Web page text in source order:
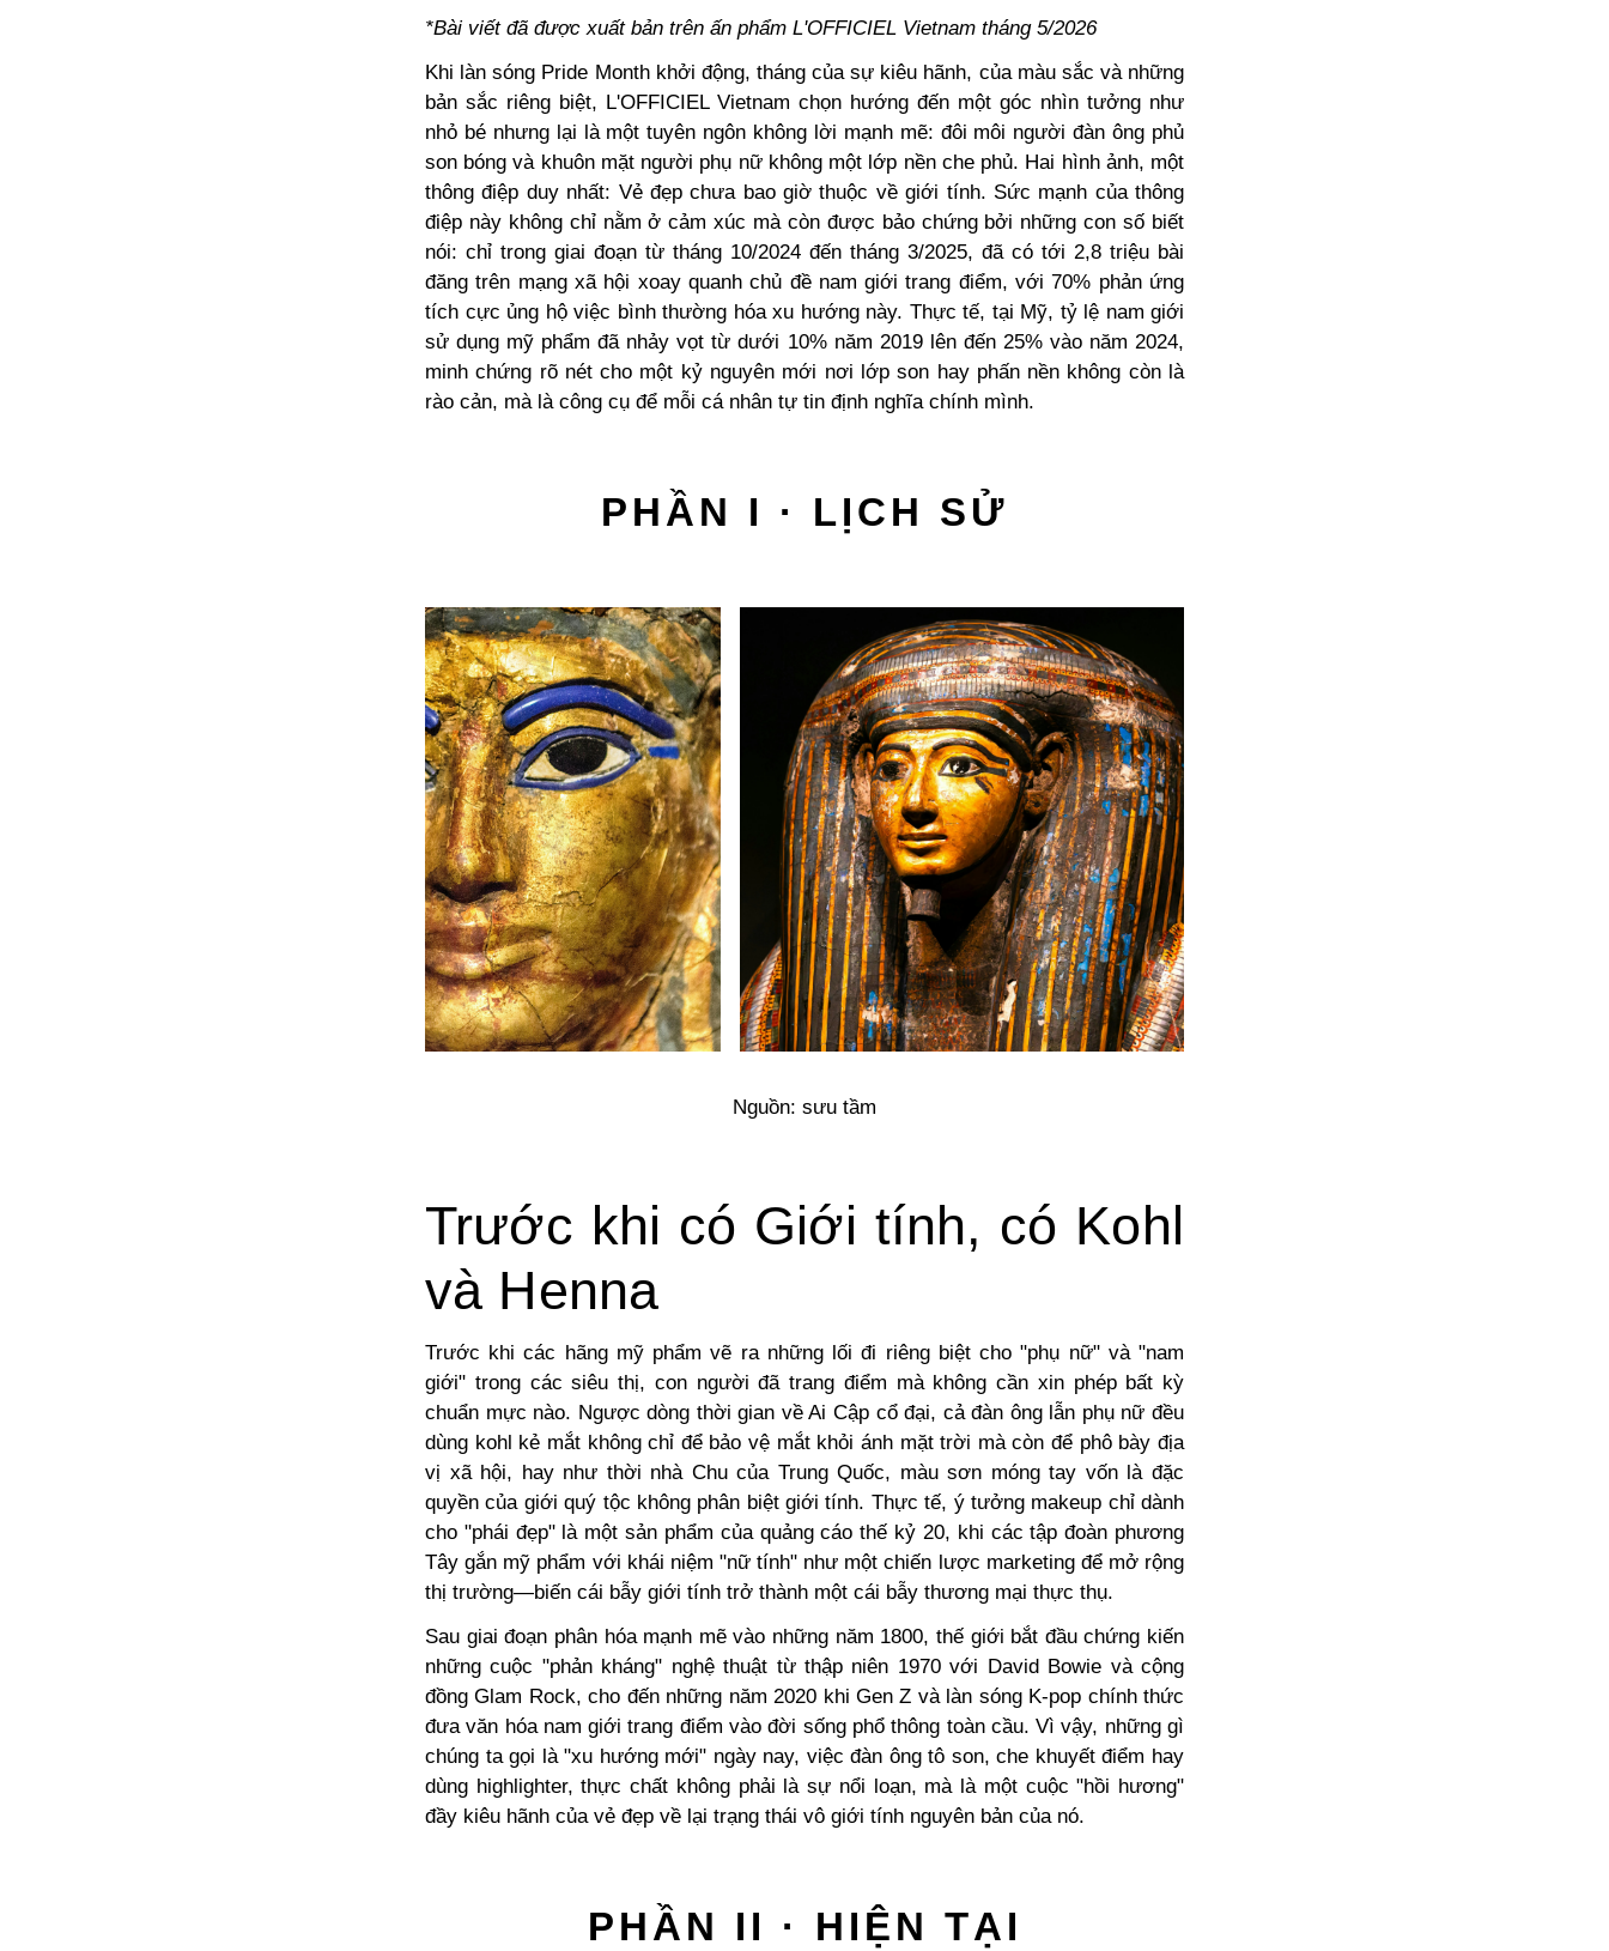
*Bài viết đã được xuất bản trên ấn phẩm L'OFFICIEL Vietnam tháng 5/2026
Khi làn sóng Pride Month khởi động, tháng của sự kiêu hãnh, của màu sắc và những
bản sắc riêng biệt, L'OFFICIEL Vietnam chọn hướng đến một góc nhìn tưởng như
nhỏ bé nhưng lại là một tuyên ngôn không lời mạnh mẽ: đôi môi người đàn ông phủ
son bóng và khuôn mặt người phụ nữ không một lớp nền che phủ. Hai hình ảnh, một
thông điệp duy nhất: Vẻ đẹp chưa bao giờ thuộc về giới tính. Sức mạnh của thông
điệp này không chỉ nằm ở cảm xúc mà còn được bảo chứng bởi những con số biết
nói: chỉ trong giai đoạn từ tháng 10/2024 đến tháng 3/2025, đã có tới 2,8 triệu bài
đăng trên mạng xã hội xoay quanh chủ đề nam giới trang điểm, với 70% phản ứng
tích cực ủng hộ việc bình thường hóa xu hướng này. Thực tế, tại Mỹ, tỷ lệ nam giới
sử dụng mỹ phẩm đã nhảy vọt từ dưới 10% năm 2019 lên đến 25% vào năm 2024,
minh chứng rõ nét cho một kỷ nguyên mới nơi lớp son hay phấn nền không còn là
rào cản, mà là công cụ để mỗi cá nhân tự tin định nghĩa chính mình.
PHẦN I · LỊCH SỬ
Nguồn: sưu tầm
Trước khi có Giới tính, có Kohl
và Henna
Trước khi các hãng mỹ phẩm vẽ ra những lối đi riêng biệt cho "phụ nữ" và "nam
giới" trong các siêu thị, con người đã trang điểm mà không cần xin phép bất kỳ
chuẩn mực nào. Ngược dòng thời gian về Ai Cập cổ đại, cả đàn ông lẫn phụ nữ đều
dùng kohl kẻ mắt không chỉ để bảo vệ mắt khỏi ánh mặt trời mà còn để phô bày địa
vị xã hội, hay như thời nhà Chu của Trung Quốc, màu sơn móng tay vốn là đặc
quyền của giới quý tộc không phân biệt giới tính. Thực tế, ý tưởng makeup chỉ dành
cho "phái đẹp" là một sản phẩm của quảng cáo thế kỷ 20, khi các tập đoàn phương
Tây gắn mỹ phẩm với khái niệm "nữ tính" như một chiến lược marketing để mở rộng
thị trường—biến cái bẫy giới tính trở thành một cái bẫy thương mại thực thụ.
Sau giai đoạn phân hóa mạnh mẽ vào những năm 1800, thế giới bắt đầu chứng kiến
những cuộc "phản kháng" nghệ thuật từ thập niên 1970 với David Bowie và cộng
đồng Glam Rock, cho đến những năm 2020 khi Gen Z và làn sóng K-pop chính thức
đưa văn hóa nam giới trang điểm vào đời sống phổ thông toàn cầu. Vì vậy, những gì
chúng ta gọi là "xu hướng mới" ngày nay, việc đàn ông tô son, che khuyết điểm hay
dùng highlighter, thực chất không phải là sự nổi loạn, mà là một cuộc "hồi hương"
đầy kiêu hãnh của vẻ đẹp về lại trạng thái vô giới tính nguyên bản của nó.
PHẦN II · HIỆN TẠI